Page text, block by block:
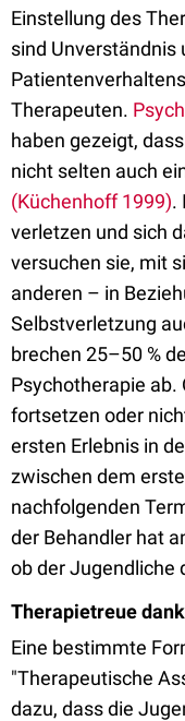
Einstellung des
sind Unverständnis
Therapeuten.
haben gezeigt,
nicht selten auch
(Küchenhoff 1999).
verletzen und sich
versuchen sie, mit
anderen – in
Selbstverletzung
brechen 25–50 %
Psychotherapie ab.
fortsetzen oder
ersten Erlebnis in
zwischen dem
nachfolgenden
der Behandler hat
ob der Jugendliche
Therapietreue
Eine bestimmte
"Therapeutische
dazu, dass die